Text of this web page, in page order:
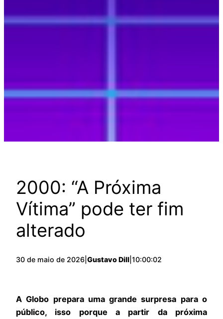
2000: “A Próxima
Vítima” pode ter fim
alterado
30 de maio de 2026 Gustavo Dill 10:00:02
A Globo prepara uma grande surpresa para o
público, isso porque a partir da próxima